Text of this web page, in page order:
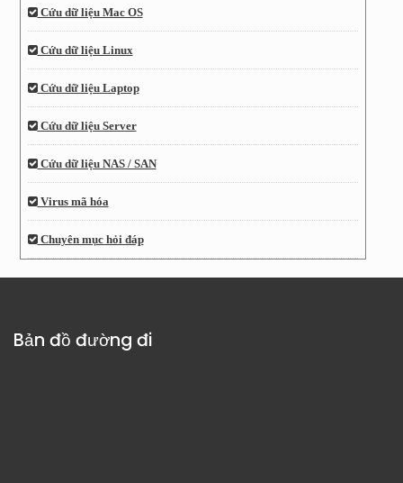
Cứu dữ liệu Mac OS
Cứu dữ liệu Linux
Cứu dữ liệu Laptop
Cứu dữ liệu Server
Cứu dữ liệu NAS / SAN
Virus mã hóa
Chuyên mục hỏi đáp
Bản đồ đường đi